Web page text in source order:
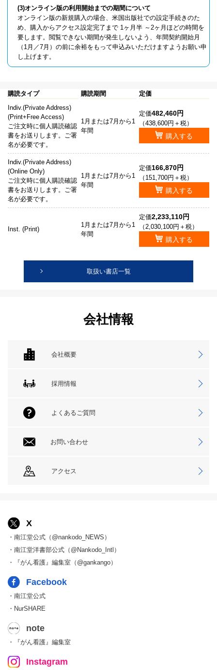
(3)オンライン版の利用開始までの期間について
オンライン版の新規購入の場合、米国出版社での設定手続きのた
め、購入からアクセス設定完了まで 1ヶ月半 ～2ヶ月ほどの時間を
要します。閲覧できない期間が発生しないよう、年間契約開始月
（1月／7月）の前に余裕をもって申込みいただけますようお願い申
し上げます。
購読タイプ 購読期間
定価
Indiv.(Private Address)
(Print+Free Access)
ご注文時に個人購読確認
書をお送りします。ご署
名が必要です。
1月または7月から1
年間
定価482,460円
（438,600円＋税）
購入する
Indiv.(Private Address)
(Online Only)
ご注文時に個人購読確認
書をお送りします。ご署
名が必要です。
1月または7月から1
年間
定価166,870円
（151,700円＋税）
購入する
Inst. (Print)
1月または7月から1
年間
定価2,233,110円
（2,030,100円＋税）
購入する
取扱い書店一覧
会社情報
会社概要
採用情報
よくあるご質問
お問い合わせ
アクセス
X
・南江堂公式（@nankodo_NEWS）
・南江堂洋書部公式（@Nankodo_Intl）
・『がん看護』編集室（@gankango）
Facebook
・南江堂公式
・NurSHARE
note
・『がん看護』編集室
Instagram